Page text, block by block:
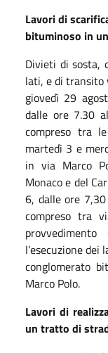
Lavori di
bituminoso in
Divieti di sosta,
lati, e di transito
giovedì 29
dalle ore 7.30
compreso tra
martedì 3 e
in via Marco
Monaco e del
6, dalle ore
compreso tra
l’esecuzione
conglomerato
Marco Polo.
Lavori di
un tratto di